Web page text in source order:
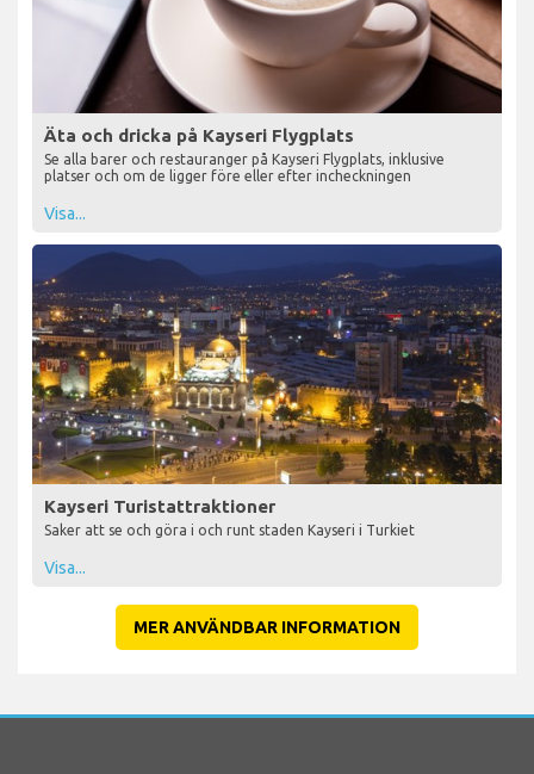
Äta och dricka på Kayseri Flygplats
Se alla barer och restauranger på Kayseri Flygplats, inklusive
platser och om de ligger före eller efter incheckningen
Visa...
Kayseri Turistattraktioner
Saker att se och göra i och runt staden Kayseri i Turkiet
Visa...
MER ANVÄNDBAR INFORMATION